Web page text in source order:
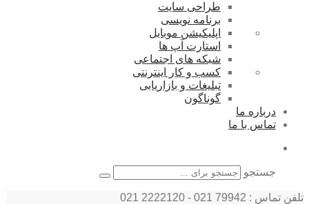
طراحی سایت
برنامه نویسی
اپلیکیشن موبایل
استارت آپ ها
شبکه های اجتماعی
کسب و کار اینترنتی
تبلیغات و بازاریابی
گوناگون
درباره ما
تماس با ما
جستجو
تلفن تماس : 79942 021 - 2222120 021